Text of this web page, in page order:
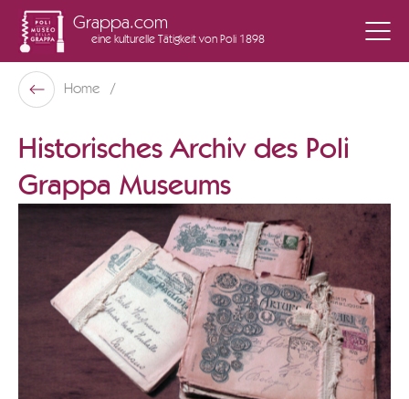
Grappa.com
eine kulturelle Tätigkeit von Poli 1898
Poli Museo Della Grappa
Zurück
Home
Historisches Archiv des Poli
Grappa Museums